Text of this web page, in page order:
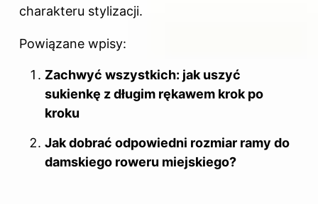
charakteru stylizacji.
Powiązane wpisy:
Zachwyć wszystkich: jak uszyć
sukienkę z długim rękawem krok po
kroku
Jak dobrać odpowiedni rozmiar ramy do
damskiego roweru miejskiego?